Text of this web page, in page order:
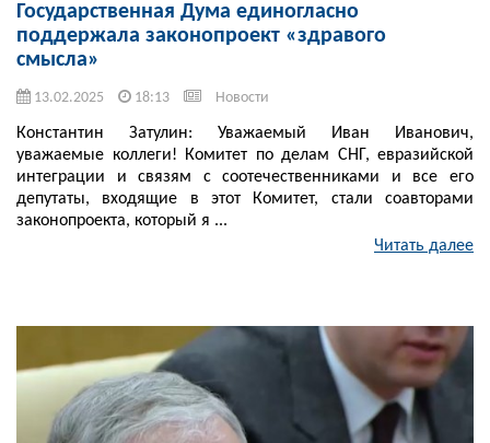
Государственная Дума единогласно
поддержала законопроект «здравого
смысла»
13.02.2025 18:13 Новости
Константин Затулин: Уважаемый Иван Иванович,
уважаемые коллеги! Комитет по делам СНГ, евразийской
интеграции и связям с соотечественниками и все его
депутаты, входящие в этот Комитет, стали соавторами
законопроекта, который я ...
Читать далее